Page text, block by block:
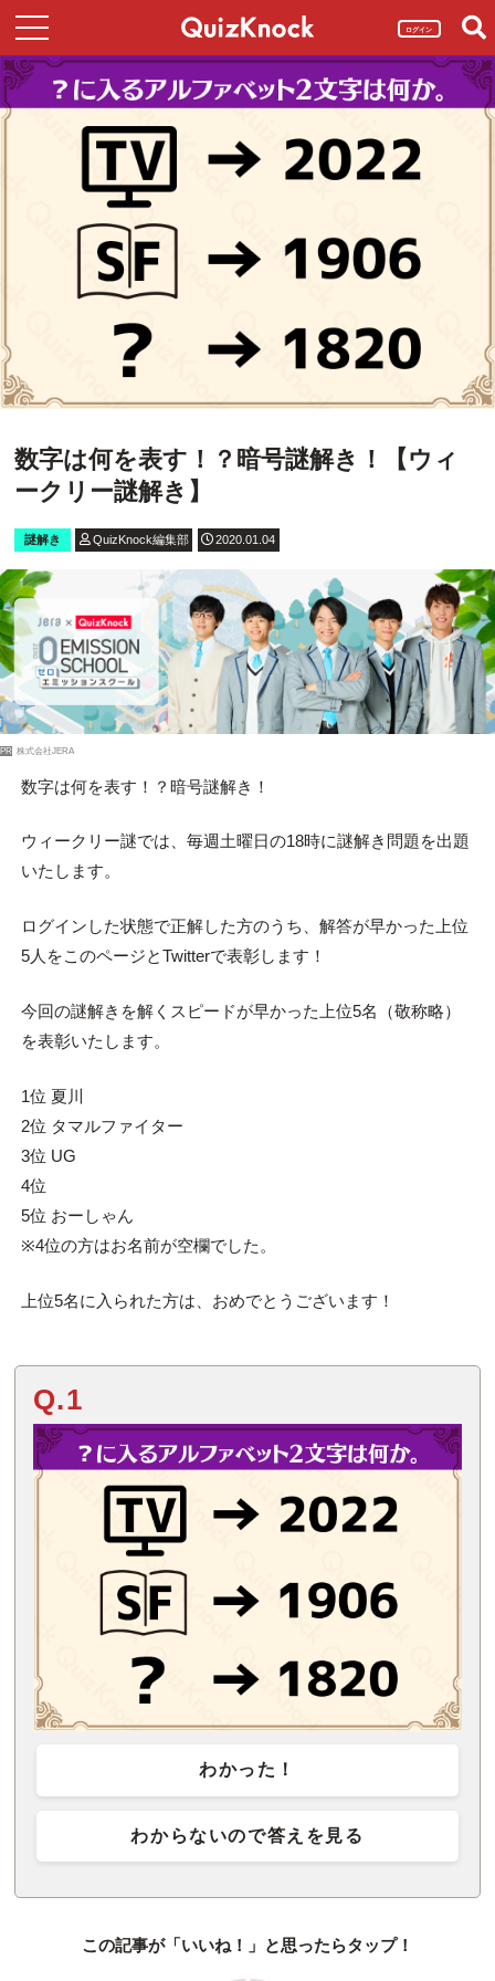
ログイン
数字は何を表す！？暗号謎解き！【ウィ
ークリー謎解き】
謎解き QuizKnock編集部 2020.01.04
PR 株式会社JERA
数字は何を表す！？暗号謎解き！
ウィークリー謎では、毎週土曜日の18時に謎解き問題を出題
いたします。
ログインした状態で正解した方のうち、解答が早かった上位
5人をこのページとTwitterで表彰します！
今回の謎解きを解くスピードが早かった上位5名（敬称略）
を表彰いたします。
1位 夏川
2位 タマルファイター
3位 UG
4位
5位 おーしゃん
※4位の方はお名前が空欄でした。
上位5名に入られた方は、おめでとうございます！
Q.1
わかった！
わからないので答えを見る
この記事が「いいね！」と思ったらタップ！